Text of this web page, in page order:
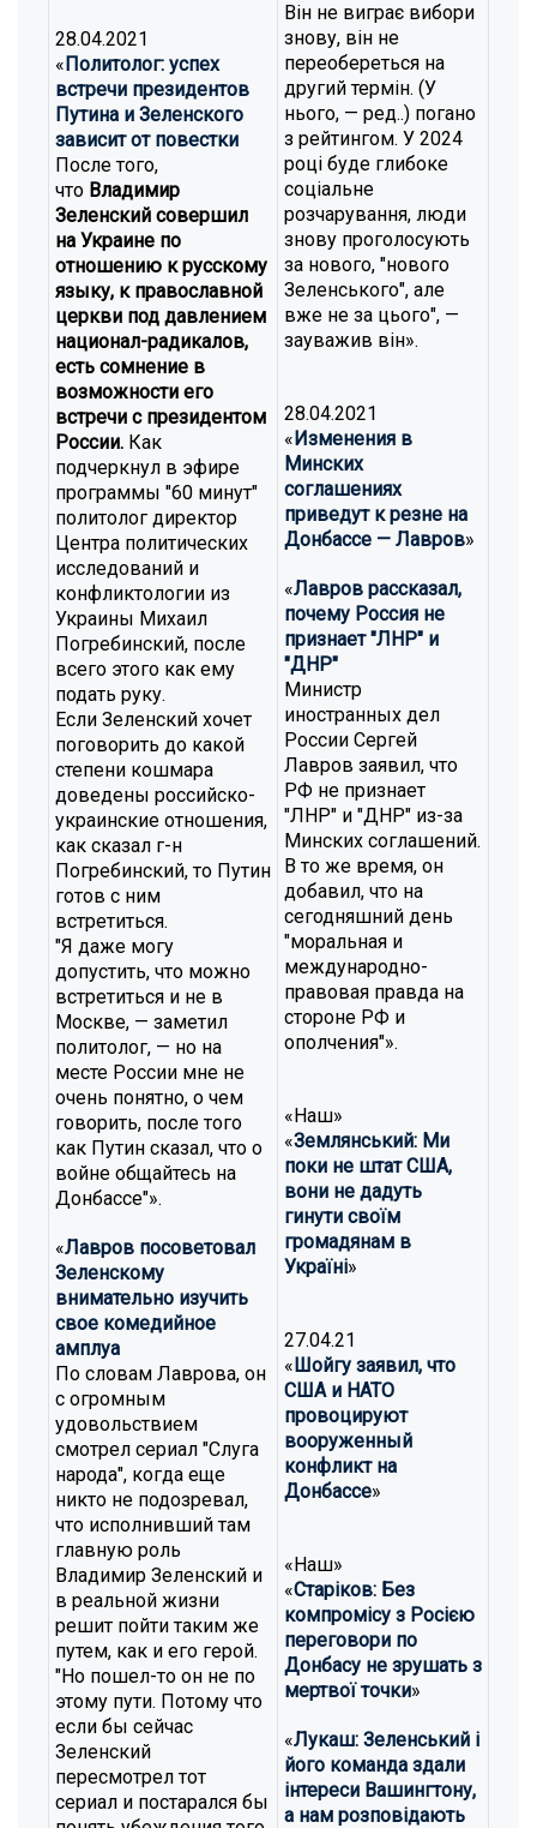
28.04.2021
«Политолог: успех
встречи президентов
Путина и Зеленского
зависит от повестки
После того,
что Владимир
Зеленский совершил
на Украине по
отношению к русскому
языку, к православной
церкви под давлением
национал-радикалов,
есть сомнение в
возможности его
встречи с президентом
России. Как
подчеркнул в эфире
программы "60 минут"
политолог директор
Центра политических
исследований и
конфликтологии из
Украины Михаил
Погребинский, после
всего этого как ему
подать руку.
Если Зеленский хочет
поговорить до какой
степени кошмара
доведены российско-
украинские отношения,
как сказал г-н
Погребинский, то Путин
готов с ним
встретиться.
"Я даже могу
допустить, что можно
встретиться и не в
Москве, — заметил
политолог, — но на
месте России мне не
очень понятно, о чем
говорить, после того
как Путин сказал, что о
войне общайтесь на
Донбассе"».
«Лавров посоветовал
Зеленскому
внимательно изучить
свое комедийное
амплуа
По словам Лаврова, он
с огромным
удовольствием
смотрел сериал "Слуга
народа", когда еще
никто не подозревал,
что исполнивший там
главную роль
Владимир Зеленский и
в реальной жизни
решит пойти таким же
путем, как и его герой.
"Но пошел-то он не по
этому пути. Потому что
если бы сейчас
Зеленский
пересмотрел тот
сериал и постарался бы
Він не виграє вибори
знову, він не
переобереться на
другий термін. (У
нього, — ред..) погано
з рейтингом. У 2024
році буде глибоке
соціальне
розчарування, люди
знову проголосують
за нового, "нового
Зеленського", але
вже не за цього", —
зауважив він».
28.04.2021
«Изменения в
Минских
соглашениях
приведут к резне на
Донбассе — Лавров»
«Лавров рассказал,
почему Россия не
признает "ЛНР" и
"ДНР"
Министр
иностранных дел
России Сергей
Лавров заявил, что
РФ не признает
"ЛНР" и "ДНР" из-за
Минских соглашений.
В то же время, он
добавил, что на
сегодняшний день
"моральная и
международно-
правовая правда на
стороне РФ и
ополчения"».
«Наш»
«Землянський: Ми
поки не штат США,
вони не дадуть
гинути своїм
громадянам в
Україні»
27.04.21
«Шойгу заявил, что
США и НАТО
провоцируют
вооруженный
конфликт на
Донбассе»
«Наш»
«Старіков: Без
компромісу з Росією
переговори по
Донбасу не зрушать з
мертвої точки»
«Лукаш: Зеленський і
його команда здали
інтереси Вашингтону,
а нам розповідають